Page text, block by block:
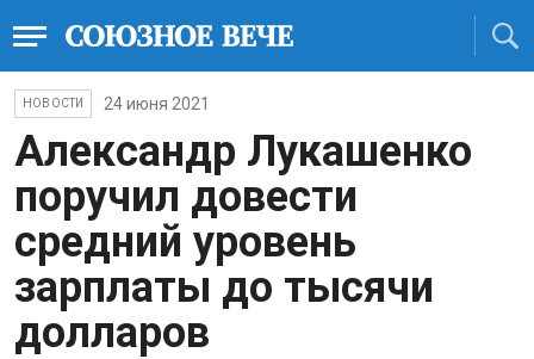
НОВОСТИ 24 июня 2021
Александр Лукашенко
поручил довести
средний уровень
зарплаты до тысячи
долларов